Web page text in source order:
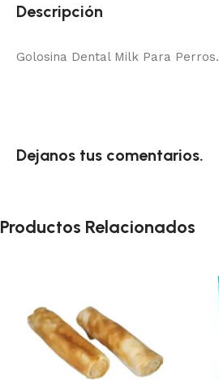
Descripción
Golosina Dental Milk Para Perros.
Dejanos tus comentarios.
Productos Relacionados